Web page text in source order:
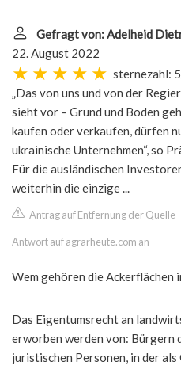
Gefragt von: Adelheid
22. August 2022
sternezahl:
„Das von uns und von der
sieht vor – Grund und Boden
kaufen oder verkaufen, dürfen
ukrainische Unternehmen“, so
Für die ausländischen
weiterhin die einzige ...
Antrag auf Entfernung der Quelle
Antwort auf agrarheute.com an
Wem gehören die Ackerflächen
Das Eigentumsrecht an
erworben werden von: Bürgern
juristischen Personen, in der